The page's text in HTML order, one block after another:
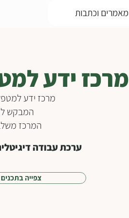
מאמרים וכתבות
מרכז ידע
מרכז ידע
המבקש
המרכז
ערכת עבודה
צפייה